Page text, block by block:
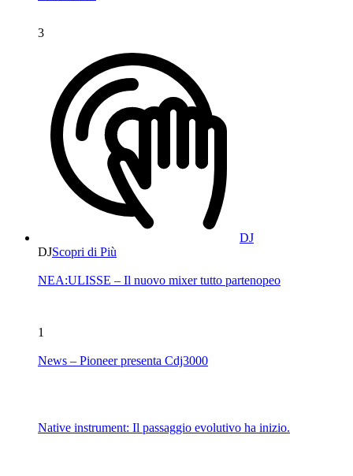
3
DJ
DJScopri di Più
NEA:ULISSE – Il nuovo mixer tutto partenopeo
1
News – Pioneer presenta Cdj3000
Native instrument: Il passaggio evolutivo ha inizio.